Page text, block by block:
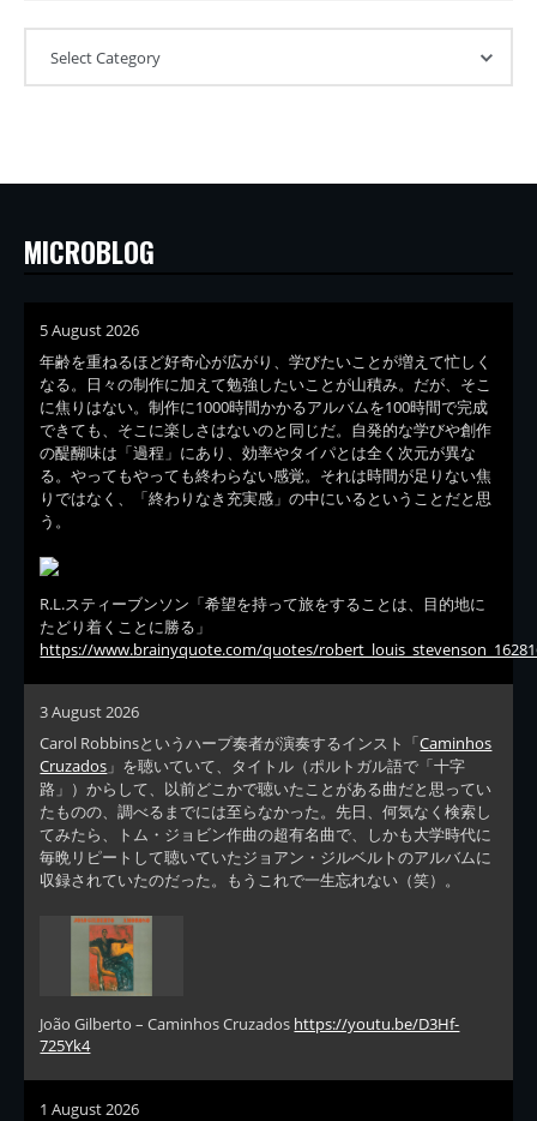
MICROBLOG
5 August 2026
年齢を重ねるほど好奇心が広がり、学びたいことが増えて忙しく
なる。日々の制作に加えて勉強したいことが山積み。だが、そこ
に焦りはない。制作に1000時間かかるアルバムを100時間で完成
できても、そこに楽しさはないのと同じだ。自発的な学びや創作
の醍醐味は「過程」にあり、効率やタイパとは全く次元が異な
る。やってもやっても終わらない感覚。それは時間が足りない焦
りではなく、「終わりなき充実感」の中にいるということだと思
う。
R.L.スティーブンソン「希望を持って旅をすることは、目的地に
たどり着くことに勝る」
https://www.brainyquote.com/quotes/
3 August 2026
Carol Robbinsというハープ奏者が演奏するインスト「Caminhos
Cruzados 」を聴いていて、タイトル（ポルトガル語で「十字
路」）からして、以前どこかで聴いたことがある曲だと思ってい
たものの、調べるまでには至らなかった。先日、何気なく検索し
てみたら、トム・ジョビン作曲の超有名曲で、しかも大学時代に
毎晩リピートして聴いていたジョアン・ジルベルトのアルバムに
収録されていたのだった。もうこれで一生忘れない（笑）。
João Gilberto – Caminhos Cruzados https://youtu.be/D3Hf-
725Yk4
1 August 2026